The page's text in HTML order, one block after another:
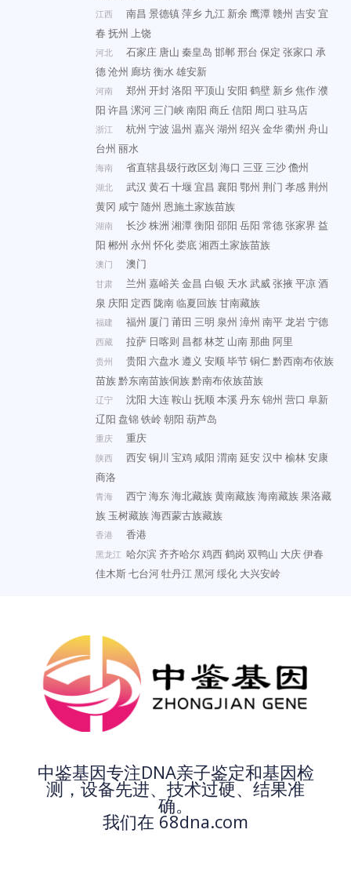
江西 南昌 景德镇萍乡 九江 新余鹰潭赣州 吉安宜
春 抚州 上饶
河北 石家庄 唐山 秦皇岛 邯郸邢台 保定 张家口 承
德沧州 廊坊衡水雄安新
河南 郑州 开封洛阳 平顶山 安阳 鹤壁 新乡焦作濮
阳 许昌 漯河三门峡南阳 商丘 信阳 周口 驻马店
浙江 杭州 宁波 温州 嘉兴湖州 绍兴金华衢州 舟山
台州 丽水
海南 省直辖县级行政区划 海口 三亚 三沙儋州
湖北 武汉 黄石十堰 宜昌 襄阳 鄂州 荆门 孝感荆州
黄冈 咸宁随州 恩施土家族苗族
湖南 长沙株洲 湘潭衡阳 邵阳 岳阳 常德张家界 益
阳 郴州 永州 怀化娄底湘西土家族苗族
澳门 澳门
甘肃 兰州 嘉峪关 金昌 白银 天水武威张掖平凉酒
泉 庆阳 定西陇南临夏回族甘南藏族
福建 福州 厦门 莆田 三明 泉州 漳州 南平龙岩宁德
西藏 拉萨 日喀则 昌都林芝 山南那曲 阿里
贵州 贵阳 六盘水遵义 安顺毕节铜仁黔西南布依族
苗族黔东南苗族侗族黔南布依族苗族
辽宁 沈阳 大连鞍山 抚顺本溪丹东锦州 营口 阜新
辽阳 盘锦铁岭朝阳 葫芦岛
重庆 重庆
陕西 西安铜川 宝鸡 咸阳 渭南延安汉中 榆林安康
商洛
青海 西宁海东海北藏族黄南藏族海南藏族果洛藏
族 玉树藏族海西蒙古族藏族
香港 香港
黑龙江 哈尔滨齐齐哈尔鸡西鹤岗 双鸭山 大庆伊春
佳木斯七台河牡丹江黑河绥化 大兴安岭
中鉴基因专注DNA亲子鉴定和基因检
测，设备先进、技术过硬、结果准
确。
我们在 68dna.com